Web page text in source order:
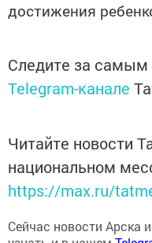
Telegram-канале
национальном
https://max.ru/
Сейчас новости Арска
узнать и в нашем